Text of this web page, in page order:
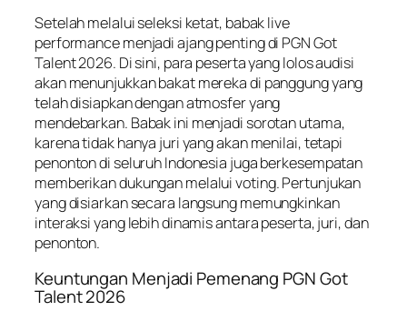
Setelah melalui seleksi ketat, babak live
performance menjadi ajang penting di PGN Got
Talent 2026. Di sini, para peserta yang lolos audisi
akan menunjukkan bakat mereka di panggung yang
telah disiapkan dengan atmosfer yang
mendebarkan. Babak ini menjadi sorotan utama,
karena tidak hanya juri yang akan menilai, tetapi
penonton di seluruh Indonesia juga berkesempatan
memberikan dukungan melalui voting. Pertunjukan
yang disiarkan secara langsung memungkinkan
interaksi yang lebih dinamis antara peserta, juri, dan
penonton.
Keuntungan Menjadi Pemenang PGN Got
Talent 2026